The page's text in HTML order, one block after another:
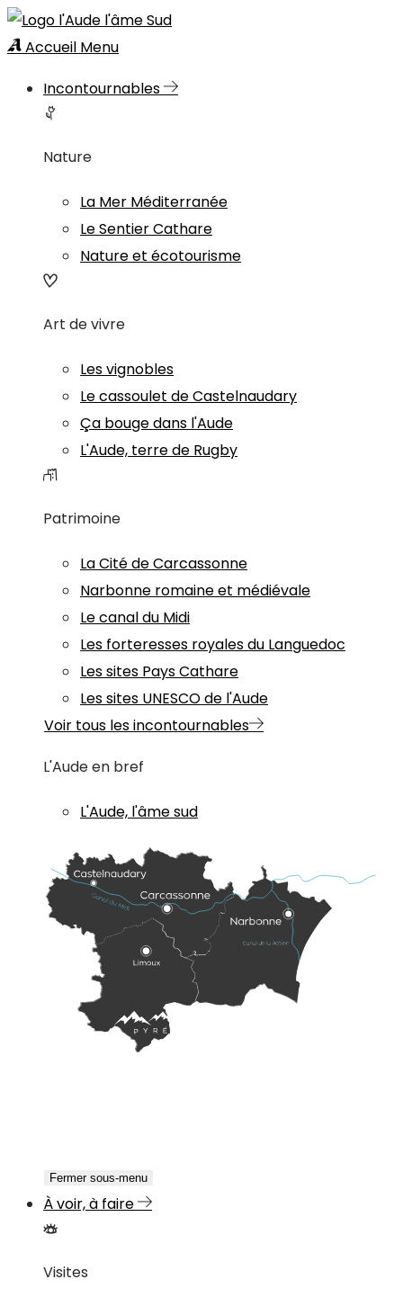
Accueil Menu
Incontournables
Nature
La Mer Méditerranée
Le Sentier Cathare
Nature et écotourisme
Art de vivre
Les vignobles
Le cassoulet de Castelnaudary
Ça bouge dans l'Aude
L'Aude, terre de Rugby
Patrimoine
La Cité de Carcassonne
Narbonne romaine et médiévale
Le canal du Midi
Les forteresses royales du Languedoc
Les sites Pays Cathare
Les sites UNESCO de l'Aude
Voir tous les incontournables
L'Aude en bref
L'Aude, l'âme sud
Fermer sous-menu
À voir, à faire
Visites